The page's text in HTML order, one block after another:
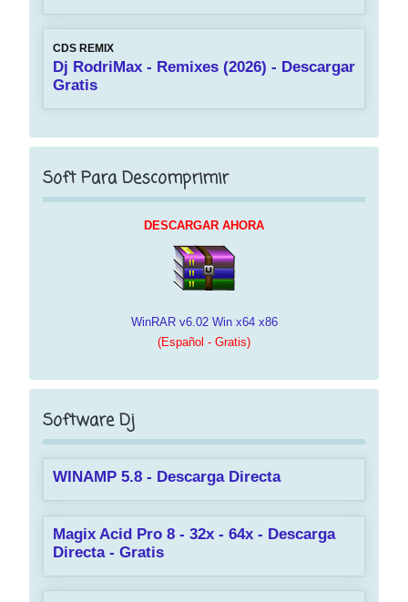
CDS REMIX
Dj RodriMax - Remixes (2026) - Descargar
Gratis
Soft Para Descomprimir
DESCARGAR AHORA
WinRAR v6.02 Win x64 x86
(Español - Gratis)
Software Dj
WINAMP 5.8 - Descarga Directa
Magix Acid Pro 8 - 32x - 64x - Descarga
Directa - Gratis